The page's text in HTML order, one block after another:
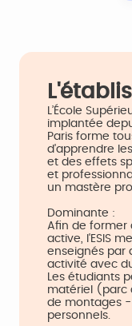
L’École
implantée
Paris forme
d'apprendre
et des effets
et
un mastère
Dominante :
Afin de former
active, l'ESIS
enseignés par
activité avec
Les étudiants
matériel (parc
de montages -
personnels.